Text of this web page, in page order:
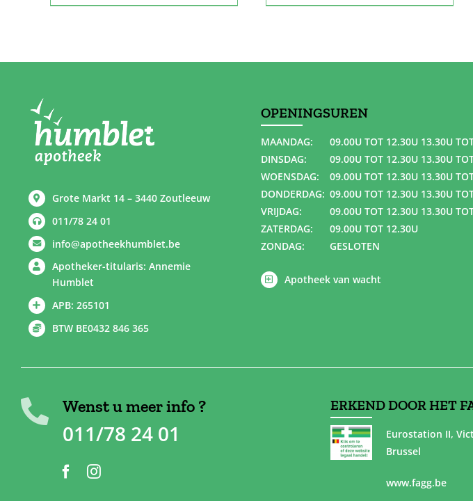
Grote Markt 14 – 3440 Zoutleeuw
011/78 24 01
info@apotheekhumblet.be
Apotheker-titularis: Annemie
Humblet
APB: 265101
BTW BE0432 846 365
OPENINGSUREN
MAANDAG:
09.00U TOT 12.30U 13.30U
DINSDAG:
09.00U TOT 12.30U 13.30U
WOENSDAG:
09.00U TOT 12.30U 13.30U
DONDERDAG: 09.00U TOT 12.30U 13.30U
VRIJDAG:
09.00U TOT 12.30U 13.30U
ZATERDAG:
09.00U TOT 12.30U
ZONDAG:
GESLOTEN
Apotheek van wacht
Wenst u meer info ?
011/78 24 01
ERKEND DOOR HET
Eurostation II,
Brussel
www.fagg.be